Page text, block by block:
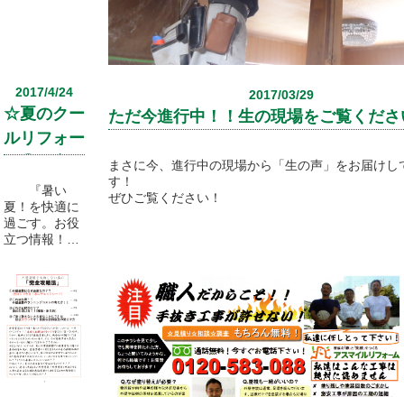
てるのに効き
が悪い・・』
ひょっとした
ら、お庭が原
そこで！！
『夏のクール
三弾！！』
今回は"お庭特
集"
お庭から日差
しをコントロ
ールする為の
2017/4/24
☆夏のクー
ルリフォー
玄関対策
『暑い
夏！を快適に
過ごす。お役
立つ情報！』
4月に入り全
国で気温が高
く早くも夏の
暑さを体感す
るようになり
ましたね。
夏の『ムッ』
2017/03/29
ただ今進行中！！生の現場をご覧くださ
まさに今、進行中の現場から「生の声」をお届けし
す！
ぜひご覧ください！